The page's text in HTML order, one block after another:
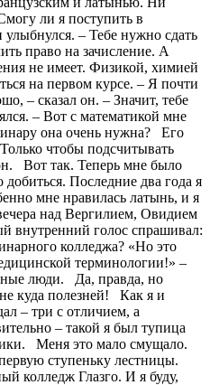
ли я поступить в
– Тебе нужно сдать
право на зачисление. А
не имеет. Физикой, химией
на первом курсе. – Я почти
– сказал он. – Значит, тебе
– Вот с математикой мне
она очень нужна? Его
чтобы подсчитывать
Вот так. Теперь мне было
добиться. Последние два года я
мне нравилась латынь, и я
над Вергилием, Овидием
внутренний голос спрашивал:
колледжа? «Но это
терминологии!» –
люди. Да, правда, но
куда полезней! Как я и
– три с отличием, а
– такой я был тупица
Меня это мало смущало.
ступеньку лестницы.
колледж Глазго. И я буду,